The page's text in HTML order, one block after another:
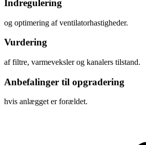
Indregulering
og optimering af ventilatorhastigheder.
Vurdering
af filtre, varmeveksler og kanalers tilstand.
Anbefalinger til opgradering
hvis anlægget er forældet.